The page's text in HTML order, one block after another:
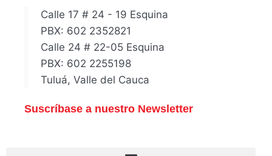
Calle 17 # 24 - 19 Esquina
PBX: 602 2352821
Calle 24 # 22-05 Esquina
PBX: 602 2255198
Tuluá, Valle del Cauca
Suscríbase a nuestro Newsletter